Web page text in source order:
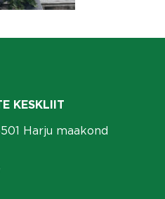
KESKLIIT
Harju maakond